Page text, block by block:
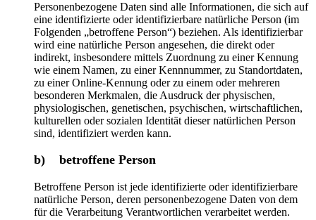
Personenbezogene Daten sind alle Informationen, die sich auf
eine identifizierte oder identifizierbare natürliche Person (im
Folgenden „betroffene Person“) beziehen. Als identifizierbar
wird eine natürliche Person angesehen, die direkt oder
indirekt, insbesondere mittels Zuordnung zu einer Kennung
wie einem Namen, zu einer Kennnummer, zu Standortdaten,
zu einer Online-Kennung oder zu einem oder mehreren
besonderen Merkmalen, die Ausdruck der physischen,
physiologischen, genetischen, psychischen, wirtschaftlichen,
kulturellen oder sozialen Identität dieser natürlichen Person
sind, identifiziert werden kann.
b) betroffene Person
Betroffene Person ist jede identifizierte oder identifizierbare
natürliche Person, deren personenbezogene Daten von dem
für die Verarbeitung Verantwortlichen verarbeitet werden.